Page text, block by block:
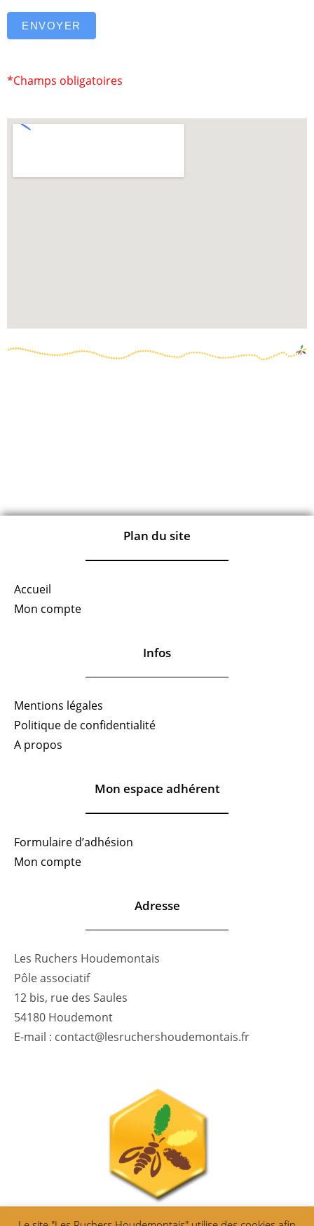
ENVOYER
*Champs obligatoires
Plan du site
Accueil
Mon compte
Infos
Mentions légales
Politique de confidentialité
A propos
Mon espace adhérent
Formulaire d’adhésion
Mon compte
Adresse
Les Ruchers Houdemontais
Pôle associatif
12 bis, rue des Saules
54180 Houdemont
E-mail : contact@lesruchershoudemontais.fr